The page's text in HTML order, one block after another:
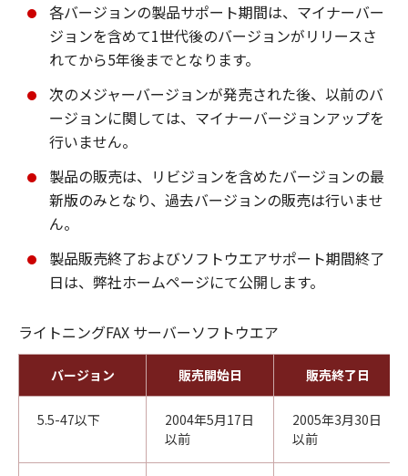
各バージョンの製品サポート期間は、マイナーバー
ジョンを含めて1世代後のバージョンがリリースさ
れてから5年後までとなります。
次のメジャーバージョンが発売された後、以前のバ
ージョンに関しては、マイナーバージョンアップを
行いません。
製品の販売は、リビジョンを含めたバージョンの最
新版のみとなり、過去バージョンの販売は行いませ
ん。
製品販売終了およびソフトウエアサポート期間終了
日は、弊社ホームページにて公開します。
ライトニングFAX サーバーソフトウエア
バージョン 販売開始日 販売終了日
5.5-47以下
2004年5月17日
以前
2005年3月30日
以前